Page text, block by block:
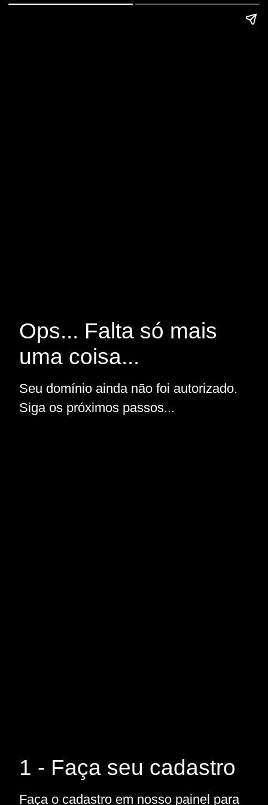
Ops... Falta só mais
uma coisa...
Seu domínio ainda não foi autorizado.
Siga os próximos passos...
1 - Faça seu cadastro
Faça o cadastro em nosso painel para